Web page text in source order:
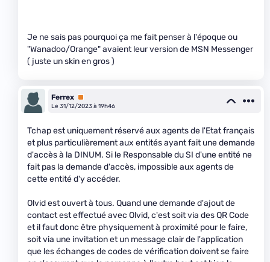
Je ne sais pas pourquoi ça me fait penser à l'époque ou
"Wanadoo/Orange" avaient leur version de MSN Messenger
( juste un skin en gros )
Ferrex Premium
Le 31/12/2023 à 19h46
Tchap est uniquement réservé aux agents de l'Etat français
et plus particulièrement aux entités ayant fait une demande
d'accès à la DINUM. Si le Responsable du SI d'une entité ne
fait pas la demande d'accès, impossible aux agents de
cette entité d'y accéder.
Olvid est ouvert à tous. Quand une demande d'ajout de
contact est effectué avec Olvid, c'est soit via des QR Code
et il faut donc être physiquement à proximité pour le faire,
soit via une invitation et un message clair de l'application
que les échanges de codes de vérification doivent se faire